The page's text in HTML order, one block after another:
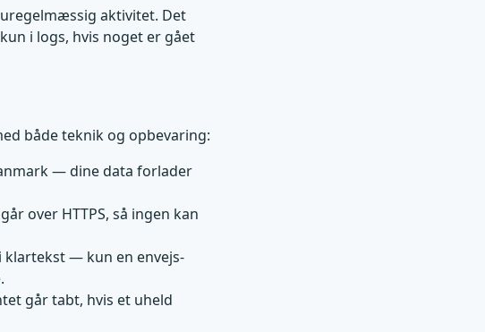
aktivitet. Det
i logs, hvis noget er gået
både teknik og opbevaring:
— dine data forlader
over HTTPS, så ingen kan
klartekst — kun en envejs-
går tabt, hvis et uheld